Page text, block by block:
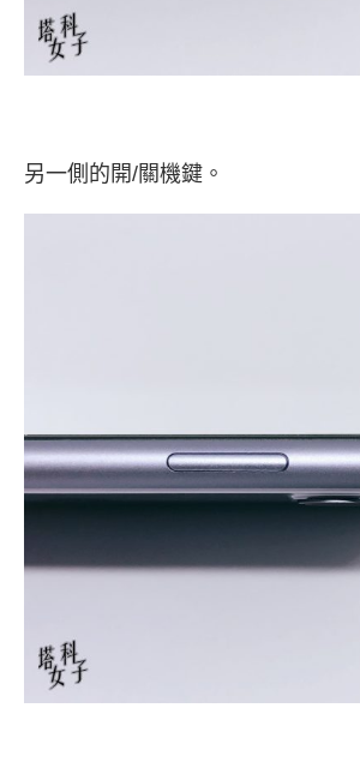
另一側的開/關機鍵。